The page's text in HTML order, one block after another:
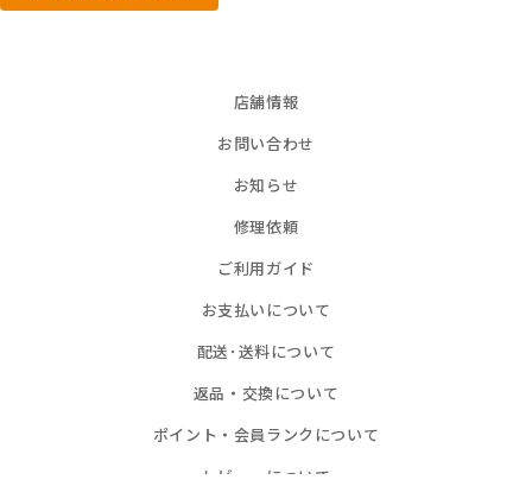
店舗情報
お問い合わせ
お知らせ
修理依頼
ご利用ガイド
お支払いについて
配送･送料について
返品・交換について
ポイント・会員ランクについて
レビューについて